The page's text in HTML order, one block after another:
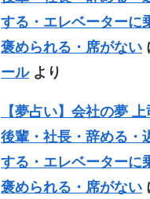
する・エレベーターに
褒められる・席がない
ールより
【夢占い】会社の夢
後輩・社長・辞める・
する・エレベーターに
褒められる・席がない